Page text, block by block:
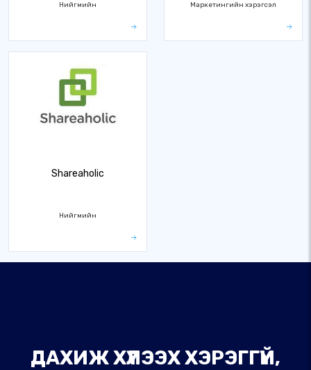
Нийгмийн Маркетингийн хэрэгсэл
Shareaholic
Нийгмийн
ДАХИЖ ХҮЛЭЭХ ХЭРЭГГҮЙ,